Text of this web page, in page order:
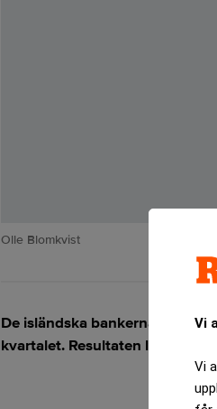
Vi
Vi
Olle Blomkvist
De isländska bankerna
kvartalet. Resultaten lyftes av